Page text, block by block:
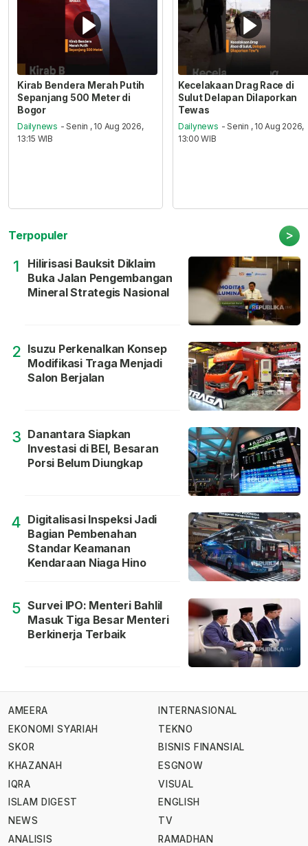
Kirab Bendera Merah Putih
Sepanjang 500 Meter di
Bogor
Dailynews - Senin , 10 Aug 2026,
13:15 WIB
Kecelakaan Drag Race di
Sulut Delapan Dilaporkan
Tewas
Dailynews - Senin , 10 Aug 2026,
13:00 WIB
Terpopuler >
1
Hilirisasi Bauksit Diklaim
Buka Jalan Pengembangan
Mineral Strategis Nasional
2 Isuzu Perkenalkan Konsep
Modifikasi Traga Menjadi
Salon Berjalan
3 Danantara Siapkan
Investasi di BEI, Besaran
Porsi Belum Diungkap
4 Digitalisasi Inspeksi Jadi
Bagian Pembenahan
Standar Keamanan
Kendaraan Niaga Hino
5 Survei IPO: Menteri Bahlil
Masuk Tiga Besar Menteri
Berkinerja Terbaik
AMEERA
EKONOMI SYARIAH
SKOR
KHAZANAH
IQRA
ISLAM DIGEST
NEWS
ANALISIS
INTERNASIONAL
TEKNO
BISNIS FINANSIAL
ESGNOW
VISUAL
ENGLISH
TV
RAMADHAN